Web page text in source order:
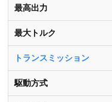
最高出力
最大トルク
トランスミッション
駆動方式